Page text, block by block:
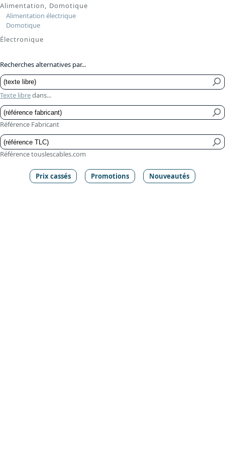
Alimentation, Domotique
Alimentation électrique
Domotique
Électronique
Recherches alternatives par...
Texte libredans...
Référence Fabricant
Référence touslescables.com
Prix cassés Promotions Nouveautés